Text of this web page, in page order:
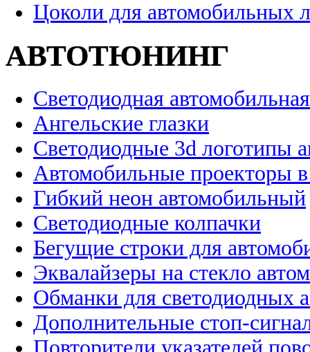
Цоколи для автомобильных
АВТОТЮНИНГ
Светодиодная
Ангельские глазки
Светодиодные 3d логотипы
Автомобильные проекторы
Гибкий неон автомобильный
Светодиодные колпачки
Бегущие строки для
Эквалайзеры на стекло
Обманки для светодиодных
Дополнительные стоп-